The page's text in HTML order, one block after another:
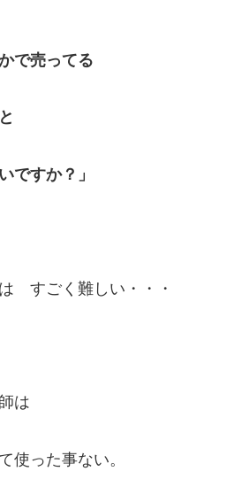
で売ってる
ですか？」
すごく難しい・・・
は
使った事ない。